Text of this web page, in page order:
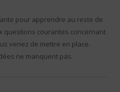
pour apprendre au reste de
questions courantes concernant
venez de mettre en place.
ne manquent pas.